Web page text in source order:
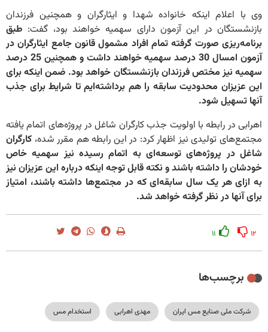
وی با اعلام اینکه خانواده شهدا و ایثارگران و همچنین فرزندان
بازنشستگان در این آزمون دارای سهمیه خواهند بود، گفت: طبق
برنامه‌ریزی صورت گرفته تمام افراد مشمول قانون جامع ایثارگران در
آزمون امسال 30 درصد سهمیه خواهند داشت و همچنین 25 درصد
سهمیه نیز مختص فرزندان بازنشستگان خواهد بود. ضمن اینکه برای
این عزیزان محدودیت سابقه را هم برداشته‌ایم تا شرایط برای جذب
آنها تسهیل شود.
اهرابی در رابطه با اولویت جذب کارگران شاغل در پروژه‌های اتمام یافته
مجتمع‌های تولیدی نیز اظهار کرد: در این رابطه هم مقرر شده، کارگران
شاغل در پروژه‌های توسعه‌ای به اتمام رسیده نیز سهمیه خاص
خودشان را داشته باشند و نکته قابل توجه اینکه درباره این عزیزان نیز
به ازای هر یک سال سابقه‌ای که در مجتمع‌ها داشته باشند، امتیاز
برای آنها در نظر گرفته خواهد شد.
۱۲ ۱۱
برچسب‌ها
شرکت ملی صنایع مس ایران مهدی اهرابی استخدام مس